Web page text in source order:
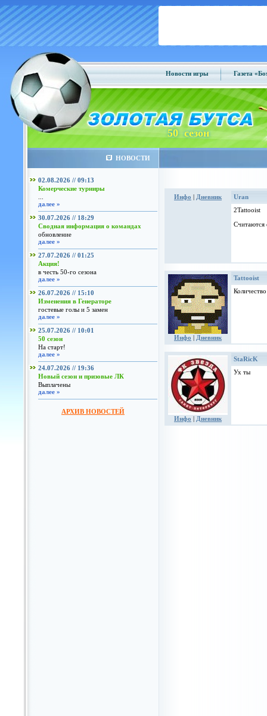
Новости игры Газета
50 сезон
НОВОСТИ
02.08.2026 // 09:13
Комерческие турниры
далее »
30.07.2026 // 18:29
Сводная информация о командах
обновление
далее »
27.07.2026 // 01:25
Акция!
в честь 50-го сезона
далее »
26.07.2026 // 15:10
Изменения в Генераторе
гостевые голы и 5 замен
далее »
25.07.2026 // 10:01
50 сезон
На старт!
далее »
24.07.2026 // 19:36
Новый сезон и призовые ЛК
Выплачены
далее »
АРХИВ НОВОСТЕЙ
Инфо | Дневник
Uran
2Tattooist
Считаются
Инфо | Дневник
Tattooist
Инфо | Дневник
StaRicK
Ух ты